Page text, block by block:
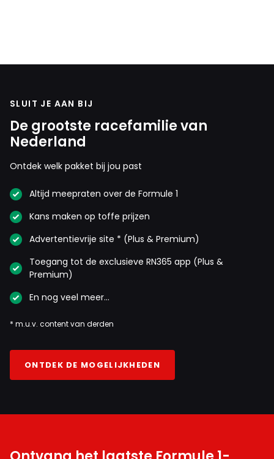
SLUIT JE AAN BIJ
De grootste racefamilie van
Nederland
Ontdek welk pakket bij jou past
Altijd meepraten over de Formule 1
Kans maken op toffe prijzen
Advertentievrije site * (Plus & Premium)
Toegang tot de exclusieve RN365 app (Plus &
Premium)
En nog veel meer…
* m.u.v. content van derden
ONTDEK DE MOGELIJKHEDEN